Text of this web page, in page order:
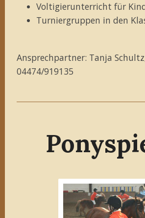
Voltigierunterricht für
Turniergruppen in den
Ansprechpartner: Tanja
04474/919135